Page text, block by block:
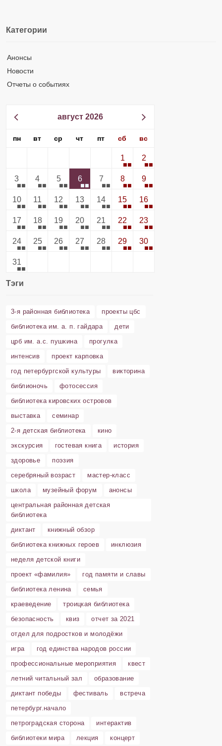
Категории
Анонсы
Новости
Отчеты о событиях
август 2026
пн вт ср чт пт сб вс
1 2
3 4 5 6 7 8 9
10 11 12 13 14 15 16
17 18 19 20 21 22 23
24 25 26 27 28 29 30
31
Тэги
3-я районная библиотека
проекты цбс
библиотека им. а. п. гайдара
дети
црб им. а.с. пушкина
прогулка
интенсив
проект карповка
год петербургской культуры
викторина
библионочь
фотосессия
библиотека кировских островов
выставка
семинар
2-я детская библиотека
кино
экскурсия
гостевая книга
история
здоровье
поэзия
серебряный возраст
мастер-класс
школа
музейный форум
анонсы
центральная районная детская
библиотека
диктант
книжный обзор
библиотека книжных героев
инклюзия
неделя детской книги
проект «фамилия»
год памяти и славы
библиотека ленина
семья
краеведение
троицкая библиотека
безопасность
квиз
отчет за 2021
отдел для подростков и молодёжи
игра
год единства народов россии
профессиональные мероприятия
квест
летний читальный зал
образование
диктант победы
фестиваль
встреча
петербург.начало
петроградская сторона
интерактив
библиотеки мира
лекция
концерт